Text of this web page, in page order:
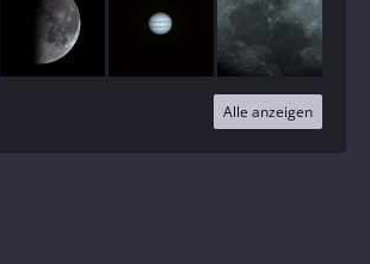
Alle anzeigen